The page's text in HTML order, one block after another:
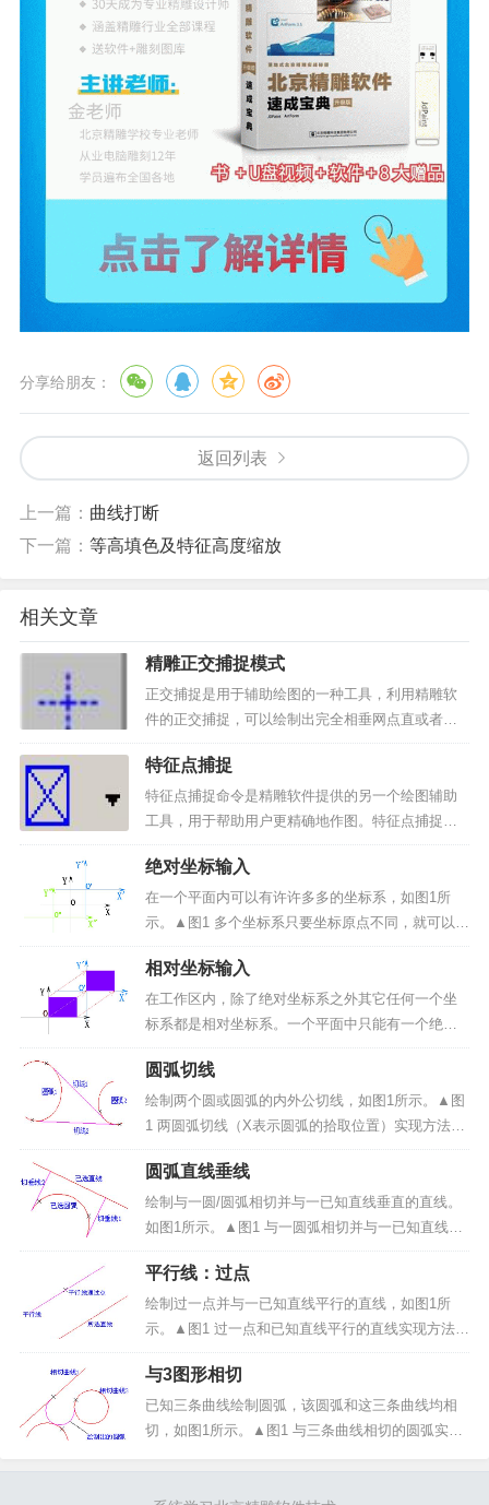
分享给朋友：
返回列表
上一篇： 曲线打断
下一篇： 等高填色及特征高度缩放
相关文章
精雕正交捕捉模式
正交捕捉是用于辅助绘图的一种工具，利用精雕软
件的正交捕捉，可以绘制出完全相垂网点直或者相
互平行的直线，特别是在许多绘制需要完全垂直和
平行的情况下，这种方式更能显示其优势。采用下
面方法可切换正交的开启与关闭：1、单击菜单栏中
的“视图/正交捕捉...
特征点捕捉
特征点捕捉命令是精雕软件提供的另一个绘图辅助
工具，用于帮助用户更精确地作图。特征点捕捉也
即我们通常所说的自动导航。采用下面方法可切换
特征点捕捉命令的开启与关闭：1）单击菜单栏中的
“视图/自动导航”菜单命令，即可切换自动捕捉的开
关。2）单击工...
绝对坐标输入
在一个平面内可以有许许多多的坐标系，如图1所
示。▲图1 多个坐标系只要坐标原点不同，就可以画
出任意一个坐标系。为了方便确定它的坐标，指定
其中的一个坐标系为绝对坐标系，绝对坐标系的原
点的坐标是（0，0），如上图我们指定中间的原点
是 0，坐标轴...
相对坐标输入
在工作区内，除了绝对坐标系之外其它任何一个坐
标系都是相对坐标系。一个平面中只能有一个绝对
坐标系，其它的坐标系叫相对坐标系。相对坐标：
在相对坐标系中，表示一个点的位置的坐标叫相对
坐标。可以看出，绝对坐标系和相对坐标系只是原
点和坐标轴的相对位置...
圆弧切线
绘制两个圆或圆弧的内外公切线，如图1所示。▲图
1 两圆弧切线（X表示圆弧的拾取位置）实现方法：
（1）启动圆弧圆弧切线命令；（2）拾取两个圆或
圆弧。操作步骤：1、启动圆弧圆弧切线命令：点击
“曲线绘制”->“直线”菜单项或绘制工具条中&l...
圆弧直线垂线
绘制与一圆/圆弧相切并与一已知直线垂直的直线。
如图1所示。▲图1 与一圆弧相切并与一已知直线垂
直的直线(X表示圆弧的拾取位置)实现方法：（1）启
动圆弧直线垂线命令；（2）拾取要相切的圆弧/圆；
（3）拾取要垂直的直线。操作步骤：1、启动圆弧
直...
平行线：过点
绘制过一点并与一已知直线平行的直线，如图1所
示。▲图1 过一点和已知直线平行的直线实现方法：
（1）启动过点平行线命令；（2）拾取已知直线；
（3）输入平行线通过点。操作步骤：1、启动过点
平行线命令：点击“曲线绘制”-> “直线”菜单项或...
与3图形相切
已知三条曲线绘制圆弧，该圆弧和这三条曲线均相
切，如图1所示。▲图1 与三条曲线相切的圆弧实现